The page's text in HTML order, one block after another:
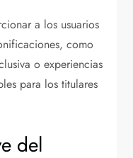
a los usuarios
como
o experiencias
para los titulares
del